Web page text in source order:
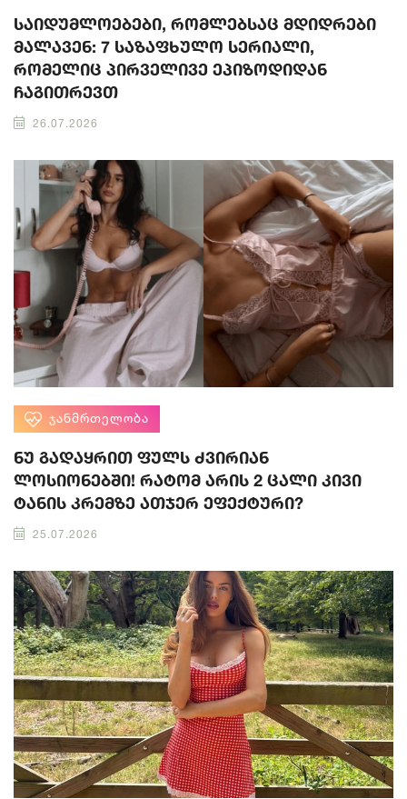
საიდუმლოებები, რომლებსაც მდიდრები
მალავენ: 7 საზაფხულო სერიალი,
რომელიც პირველივე ეპიზოდიდან
ჩაგითრევთ
26.07.2026
ᲯᲐᲜᲛᲠᲗᲔᲚᲝᲑᲐ
ნუ გადაყრით ფულს ძვირიან
ლოსიონებში! რატომ არის 2 ცალი კივი
ტანის კრემზე ათჯერ ეფექტური?
25.07.2026